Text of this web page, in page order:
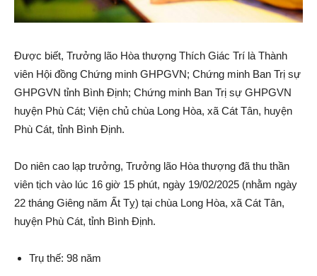
Được biết, Trưởng lão Hòa thượng Thích Giác Trí là Thành
viên Hội đồng Chứng minh GHPGVN; Chứng minh Ban Trị sự
GHPGVN tỉnh Bình Định; Chứng minh Ban Trị sự GHPGVN
huyện Phù Cát; Viện chủ chùa Long Hòa, xã Cát Tân, huyện
Phù Cát, tỉnh Bình Định.
Do niên cao lạp trưởng, Trưởng lão Hòa thượng đã thu thần
viên tịch vào lúc 16 giờ 15 phút, ngày 19/02/2025 (nhằm ngày
22 tháng Giêng năm Ất Tỵ) tại chùa Long Hòa, xã Cát Tân,
huyện Phù Cát, tỉnh Bình Định.
Trụ thế: 98 năm